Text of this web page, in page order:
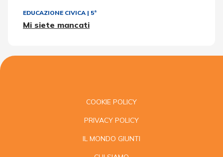
EDUCAZIONE CIVICA | 5ª
Mi siete mancati
COOKIE POLICY
PRIVACY POLICY
IL MONDO GIUNTI